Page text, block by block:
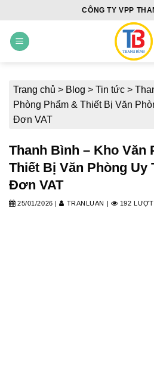
content
CÔNG TY VPP
Trang chủ > Blog > Tin tức >
Phòng Phẩm & Thiết Bị Văn
Đơn VAT
Thanh Bình – Kho Văn
Thiết Bị Văn Phòng Uy
Đơn VAT
25/01/2026 | TRANLUAN | 192 LƯỢT